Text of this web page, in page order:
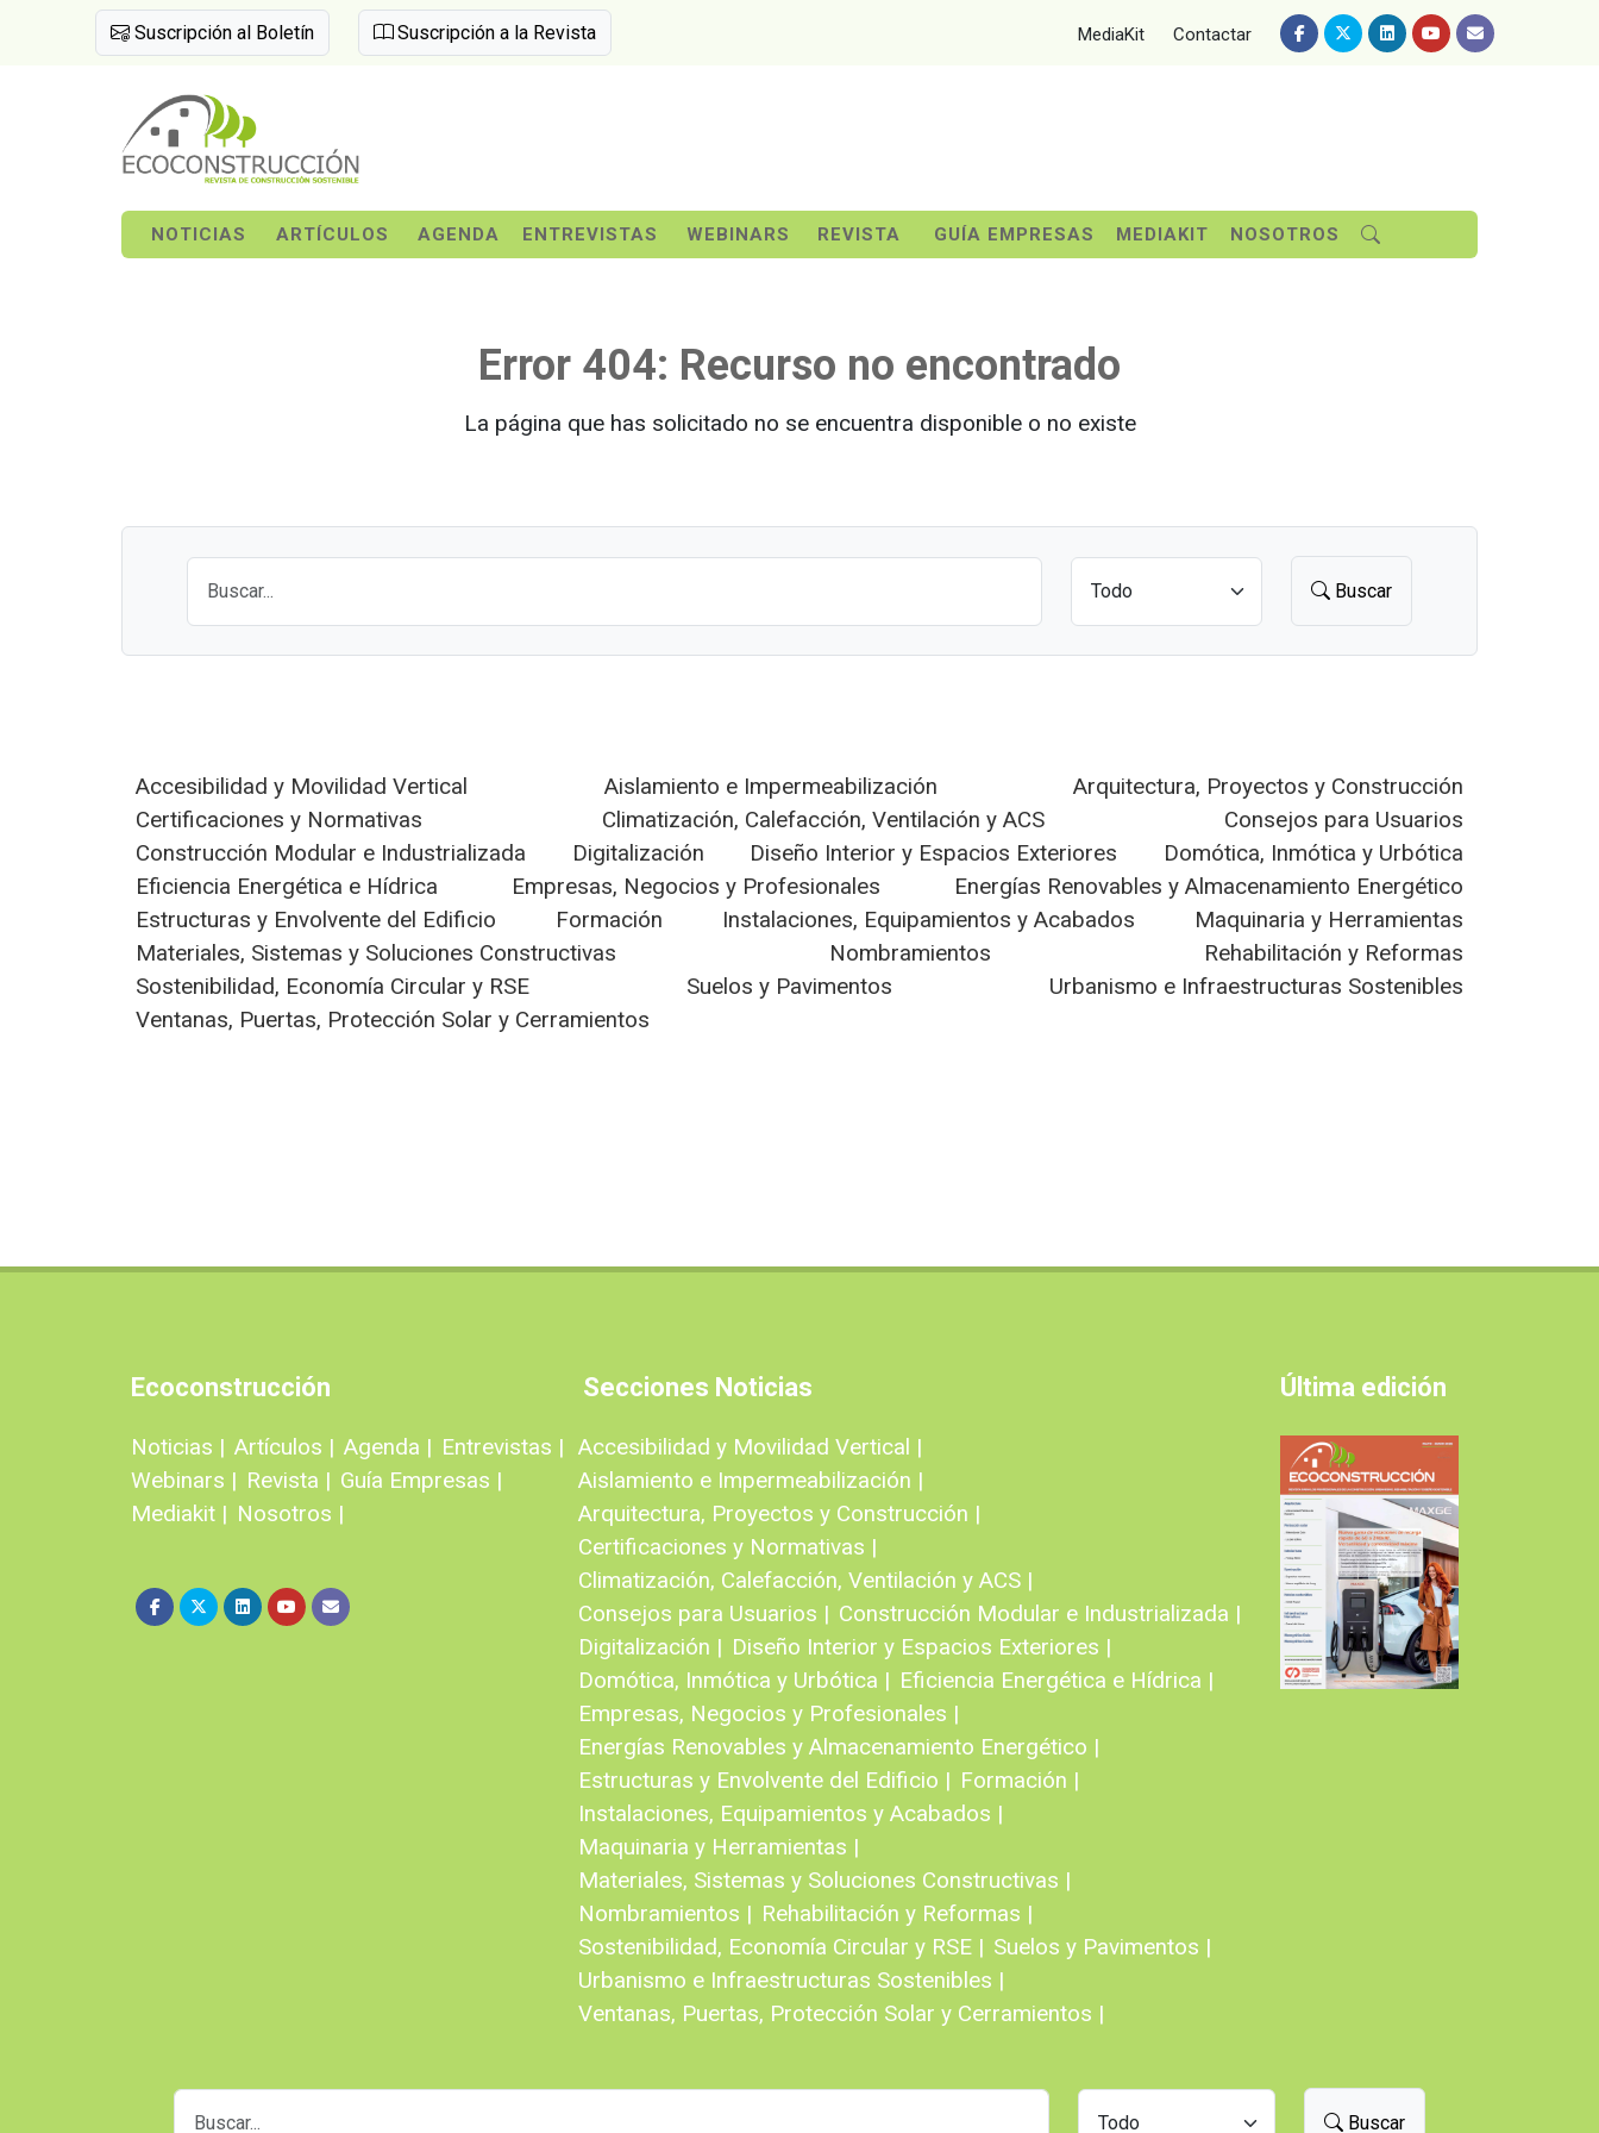
Suscripción al Boletín Suscripción a la Revista MediaKit Contactar
NOTICIAS ARTÍCULOS AGENDA ENTREVISTAS WEBINARS REVISTA GUÍA EMPRESAS MEDIAKIT NOSOTROS
Error 404: Recurso no encontrado
La página que has solicitado no se encuentra disponible o no existe
Buscar
Accesibilidad y Movilidad Vertical Aislamiento e Impermeabilización
Arquitectura, Proyectos y Construcción
Certificaciones y Normativas
Climatización, Calefacción, Ventilación y ACS
Consejos para Usuarios
Construcción Modular e Industrializada
Digitalización Diseño Interior y Espacios Exteriores
Domótica, Inmótica y Urbótica
Eficiencia Energética e Hídrica
Empresas, Negocios y Profesionales
Energías Renovables y Almacenamiento Energético
Estructuras y Envolvente del Edificio
Formación Instalaciones, Equipamientos y Acabados
Maquinaria y Herramientas
Materiales, Sistemas y Soluciones Constructivas
Nombramientos
Rehabilitación y Reformas
Sostenibilidad, Economía Circular y RSE
Suelos y Pavimentos
Urbanismo e Infraestructuras Sostenibles
Ventanas, Puertas, Protección Solar y Cerramientos
Ecoconstrucción
Noticias | Artículos | Agenda | Entrevistas |
Webinars | Revista | Guía Empresas |
Mediakit | Nosotros |
Secciones Noticias
Accesibilidad y Movilidad Vertical |
Aislamiento e Impermeabilización |
Arquitectura, Proyectos y Construcción |
Certificaciones y Normativas |
Climatización, Calefacción, Ventilación y ACS |
Consejos para Usuarios | Construcción Modular e Industrializada |
Digitalización | Diseño Interior y Espacios Exteriores |
Domótica, Inmótica y Urbótica | Eficiencia Energética e Hídrica |
Empresas, Negocios y Profesionales |
Energías Renovables y Almacenamiento Energético |
Estructuras y Envolvente del Edificio | Formación |
Instalaciones, Equipamientos y Acabados |
Maquinaria y Herramientas |
Materiales, Sistemas y Soluciones Constructivas |
Nombramientos | Rehabilitación y Reformas |
Sostenibilidad, Economía Circular y RSE | Suelos y Pavimentos |
Urbanismo e Infraestructuras Sostenibles |
Ventanas, Puertas, Protección Solar y Cerramientos |
Última edición
Buscar